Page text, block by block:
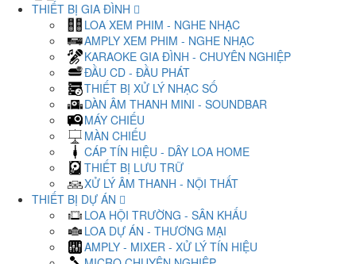
THIẾT BỊ GIA ĐÌNH
LOA XEM PHIM - NGHE NHẠC
AMPLY XEM PHIM - NGHE NHẠC
KARAOKE GIA ĐÌNH - CHUYÊN NGHIỆP
ĐẦU CD - ĐẦU PHÁT
THIẾT BỊ XỬ LÝ NHẠC SỐ
DÀN ÂM THANH MINI - SOUNDBAR
MÁY CHIẾU
MÀN CHIẾU
CÁP TÍN HIỆU - DÂY LOA HOME
THIẾT BỊ LƯU TRỮ
XỬ LÝ ÂM THANH - NỘI THẤT
THIẾT BỊ DỰ ÁN
LOA HỘI TRƯỜNG - SÂN KHẤU
LOA DỰ ÁN - THƯƠNG MẠI
AMPLY - MIXER - XỬ LÝ TÍN HIỆU